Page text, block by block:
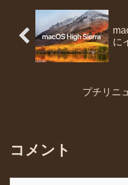
に
プチリニ
コメント